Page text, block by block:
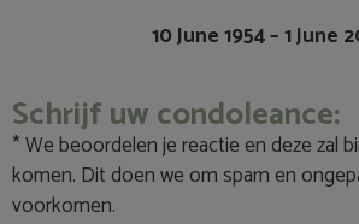
10 June 1954 – 1 June
Schrijf uw condoleance:
* We beoordelen je reactie en deze zal
komen. Dit doen we om spam en
voorkomen.